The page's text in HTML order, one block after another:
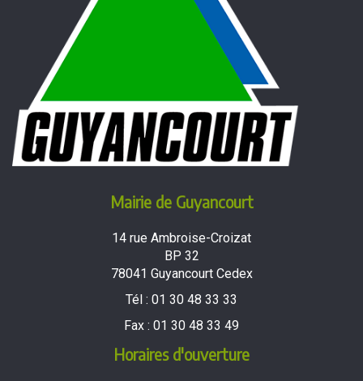
Mairie de Guyancourt
14 rue Ambroise-Croizat
BP 32
78041 Guyancourt Cedex
Tél : 01 30 48 33 33
Fax : 01 30 48 33 49
Horaires d'ouverture